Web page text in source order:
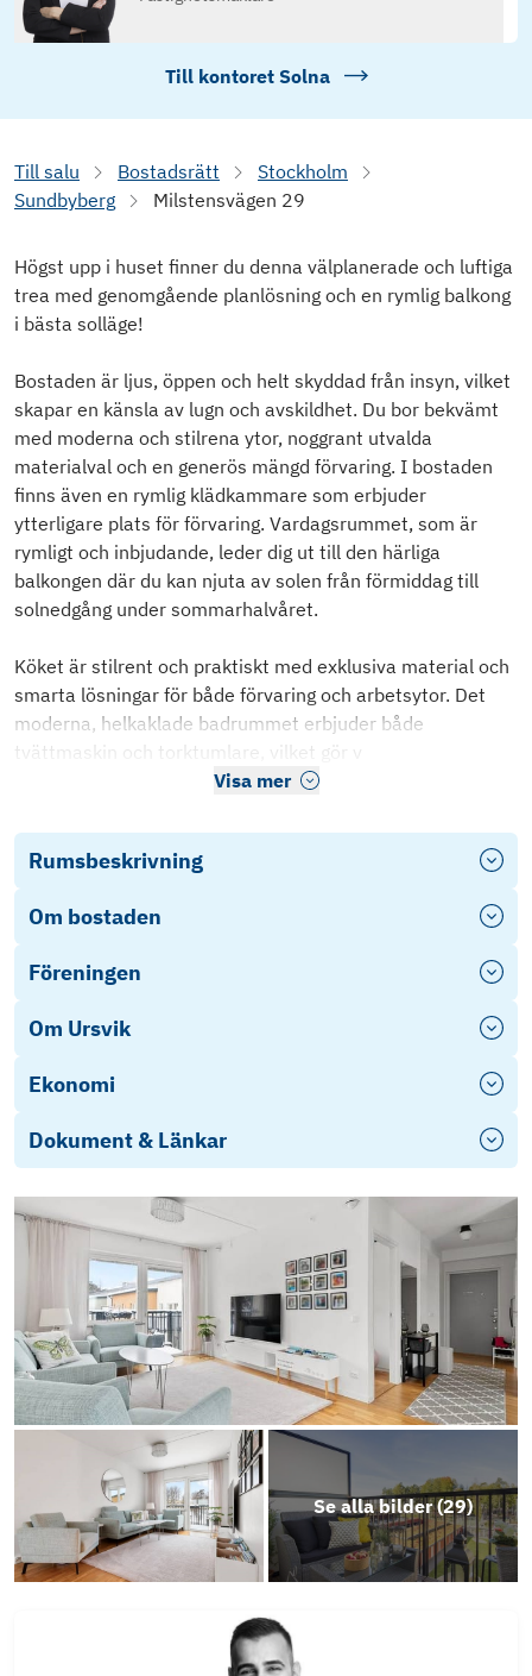
Till kontoret Solna
Till salu Bostadsrätt
Stockholm
Sundbyberg
Milstensvägen 29
Högst upp i huset finner du denna välplanerade och luftiga
trea med genomgående planlösning och en rymlig balkong
i bästa solläge!
Bostaden är ljus, öppen och helt skyddad från insyn, vilket
skapar en känsla av lugn och avskildhet. Du bor bekvämt
med moderna och stilrena ytor, noggrant utvalda
materialval och en generös mängd förvaring. I bostaden
finns även en rymlig klädkammare som erbjuder
ytterligare plats för förvaring. Vardagsrummet, som är
rymligt och inbjudande, leder dig ut till den härliga
balkongen där du kan njuta av solen från förmiddag till
solnedgång under sommarhalvåret.
Köket är stilrent och praktiskt med exklusiva material och
smarta lösningar för både förvaring och arbetsytor. Det
moderna, helkaklade badrummet erbjuder både
tvättmaskin och torktumlare, vilket gör v
Visa mer
Rumsbeskrivning
Om bostaden
Föreningen
Om Ursvik
Ekonomi
Dokument & Länkar
Energideklaration
E-dekl
Stadgar
Årsredovisning 2025
Objektsbeskrivning
Objektsbeskrivning
Se alla bilder (29)